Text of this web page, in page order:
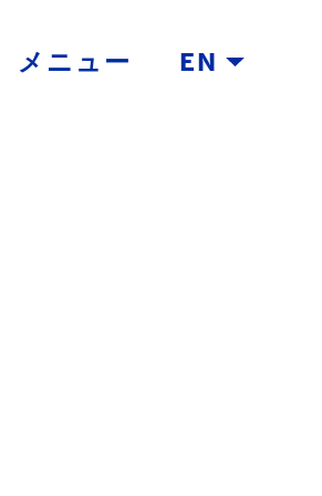
メニュー EN